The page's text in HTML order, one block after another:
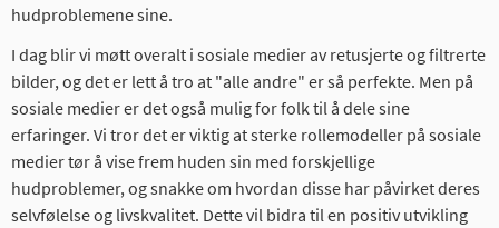
hudproblemene sine.
I dag blir vi møtt overalt i sosiale medier av retusjerte og filtrerte
bilder, og det er lett å tro at "alle andre" er så perfekte. Men på
sosiale medier er det også mulig for folk til å dele sine
erfaringer. Vi tror det er viktig at sterke rollemodeller på sosiale
medier tør å vise frem huden sin med forskjellige
hudproblemer, og snakke om hvordan disse har påvirket deres
selvfølelse og livskvalitet. Dette vil bidra til en positiv utvikling